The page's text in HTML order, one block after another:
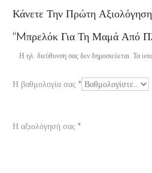
Α
ξ
ο
ο
Κάνετε Την Πρώτη
“Mπρελόκ Για Τη Μαμά Από
Η ηλ. διεύθυνση σας δεν δημοσιεύεται. Τα
Η βαθμολογία σας *
Η αξιολόγησή σας *